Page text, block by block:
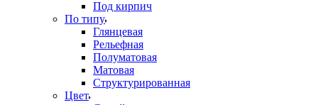
Под кирпич
По типу
Глянцевая
Рельефная
Полуматовая
Матовая
Структурированная
Цвет